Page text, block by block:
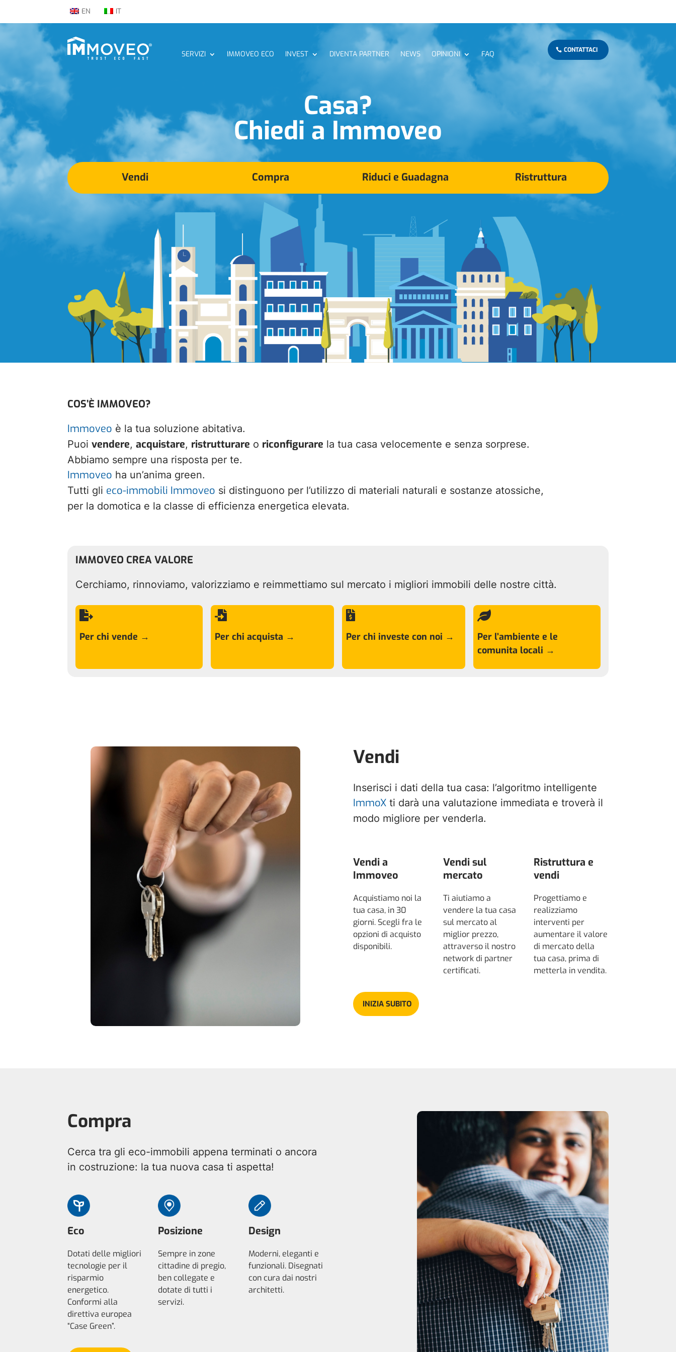
EN IT
SERVIZI IMMOVEO ECO INVEST DIVENTA PARTNER NEWS OPINIONI FAQ CONTATTACI
Casa?
Chiedi a Immoveo
Vendi Compra Riduci e Guadagna Ristruttura
COS’È IMMOVEO?
Immoveo è la tua soluzione abitativa.
Puoivendere,acquistare, ristrutturare o riconfigurare la tua casa velocemente e senza sorprese.
Abbiamo sempre una risposta per te.
Immoveo ha un’anima green.
Tutti gli eco-immobili Immoveo si distinguono per l’utilizzo di materiali naturali e sostanze atossiche,
per la domotica e la classe di efficienza energetica elevata.
IMMOVEO CREA VALORE
Cerchiamo, rinnoviamo, valorizziamo e reimmettiamo sul mercato i migliori immobili delle nostre città.

Per chi vende →

Per chi acquista →

Per chi investe con noi →

Per l’ambiente e le
comunita locali →
Vendi
Inserisci i dati della tua casa: l’algoritmo intelligente
ImmoXti darà una valutazione immediata e troverà il
modo migliore per venderla.
Vendi a
Immoveo
Acquistiamo noi la
tua casa, in 30
giorni. Scegli fra le
opzioni di acquisto
disponibili.
Vendi sul
mercato
Ti aiutiamo a
vendere la tua casa
sul mercato al
miglior prezzo,
attraverso il nostro
network di partner
certificati.
Ristruttura e
vendi
Progettiamo e
realizziamo
interventi per
aumentare il valore
di mercato della
tua casa, prima di
metterla in vendita.
INIZIA SUBITO
Compra
Cerca tra gli eco-immobili appena terminati o ancora
in costruzione: la tua nuova casa ti aspetta!
Eco
Dotati delle migliori
tecnologie per il
risparmio
energetico.
Conformi alla
direttiva europea
“Case Green”.
Posizione
Sempre in zone
cittadine di pregio,
ben collegate e
dotate di tutti i
servizi.
Design
Moderni, eleganti e
funzionali. Disegnati
con cura dai nostri
architetti.